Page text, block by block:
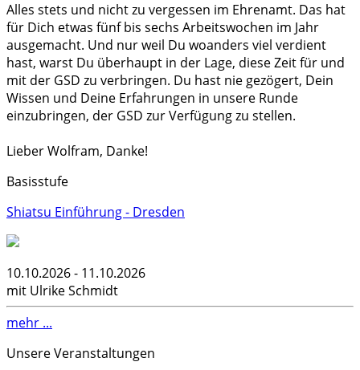
Alles stets und nicht zu vergessen im Ehrenamt. Das hat
für Dich etwas fünf bis sechs Arbeitswochen im Jahr
ausgemacht. Und nur weil Du woanders viel verdient
hast, warst Du überhaupt in der Lage, diese Zeit für und
mit der GSD zu verbringen. Du hast nie gezögert, Dein
Wissen und Deine Erfahrungen in unsere Runde
einzubringen, der GSD zur Verfügung zu stellen.
Lieber Wolfram, Danke!
Basisstufe
Shiatsu Einführung - Dresden
10.10.2026 - 11.10.2026
mit Ulrike Schmidt
mehr ...
Unsere Veranstaltungen